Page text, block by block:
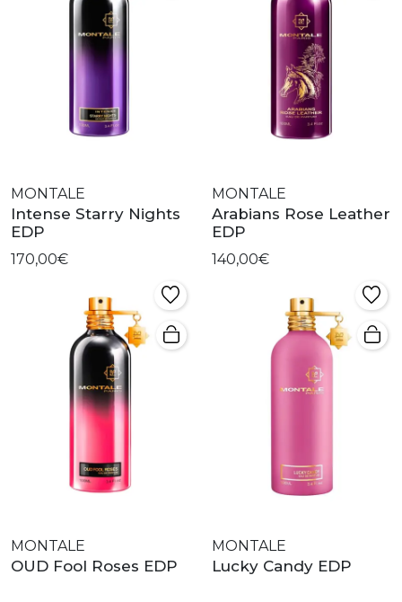
MONTALE
Intense Starry Nights
EDP
170,00€
MONTALE
Arabians Rose Leather
EDP
140,00€
MONTALE
OUD Fool Roses EDP
MONTALE
Lucky Candy EDP